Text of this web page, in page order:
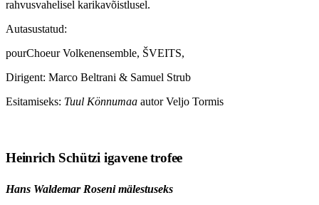
rahvusvahelisel karikavõistlusel.
Autasustatud:
pourChoeur Volkenensemble, ŠVEITS,
Dirigent: Marco Beltrani & Samuel Strub
Esitamiseks: Tuul Könnumaa autor Veljo Tormis
Heinrich Schützi igavene trofee
Hans Waldemar Roseni mälestuseks